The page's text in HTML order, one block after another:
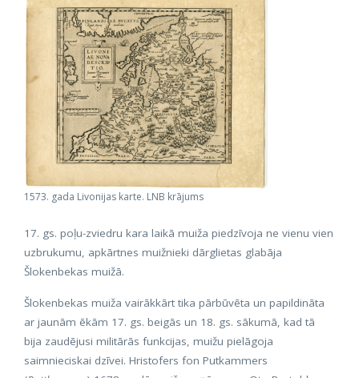
1573. gada Livonijas karte. LNB krājums
17. gs. poļu-zviedru kara laikā muiža piedzīvoja ne vienu vien
uzbrukumu, apkārtnes muižnieki dārglietas glabāja
Šlokenbekas muižā.
Šlokenbekas muiža vairākkārt tika pārbūvēta un papildināta
ar jaunām ēkām 17. gs. beigās un 18. gs. sākumā, kad tā
bija zaudējusi militārās funkcijas, muižu pielāgoja
saimnieciskai dzīvei. Hristofers fon Putkammers